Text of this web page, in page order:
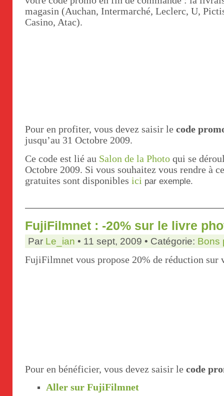
magasin (Auchan, Intermarché, Leclerc, U,
Casino, Atac).
Pour en profiter, vous devez saisir le code
jusqu’au 31 Octobre 2009.
Ce code est lié au Salon de la Photo qui se
Octobre 2009. Si vous souhaitez vous rendre à
gratuites sont disponibles ici par exemple.
FujiFilmnet : -20% sur le livre
Par Le_ian • 11 sept, 2009 • Catégorie: Bons
FujiFilmnet vous propose 20% de réduction sur
Pour en bénéficier, vous devez saisir le code
Aller sur FujiFilmnet